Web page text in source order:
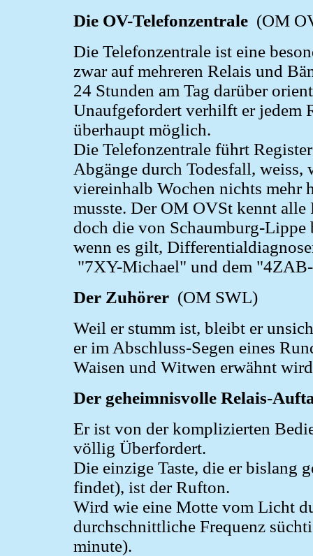
Die OV-Telefonzentrale (OM
Die Telefonzentrale ist eine
zwar auf mehreren Relais und
24 Stunden am Tag darüber
Unaufgefordert verhilft er jedem
überhaupt möglich.
Die Telefonzentrale führt
Abgänge durch Todesfall, weiss,
viereinhalb Wochen nichts mehr
musste. Der OM OVSt kennt
doch die von Schaumburg-
wenn es gilt,
"7XY-Michael" und dem
Der Zuhörer (OM SWL)
Weil er stumm ist, bleibt er
er im Abschluss-Segen eines
Waisen und Witwen erwähnt
Der geheimnisvolle Relais-
Er ist von der komplizierten
völlig Überfordert.
Die einzige Taste, die er bislang
findet), ist der Rufton.
Wird wie eine Motte vom Licht
durchschnittliche Frequenz
minute).